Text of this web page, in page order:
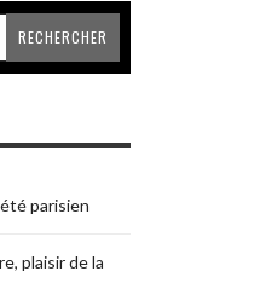
parisien
plaisir de la